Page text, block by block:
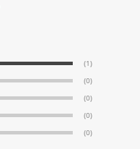
(1)
(0)
(0)
(0)
(0)